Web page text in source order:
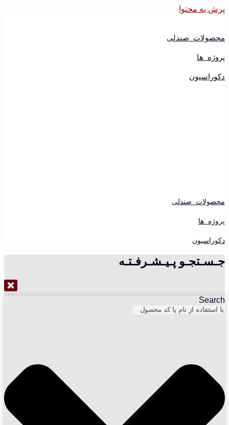
پرش به محتوا
محصولات صندلی
پروژه ها
دکوراسیون
محصولات صندلی
پروژه ها
دکوراسیون
جـسـتجـو پـیـشـرفـتـه
Search